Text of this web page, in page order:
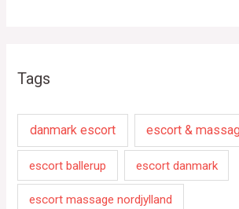
Tags
danmark escort escort &
escort ballerup escort danmark
escort massage nordjylland